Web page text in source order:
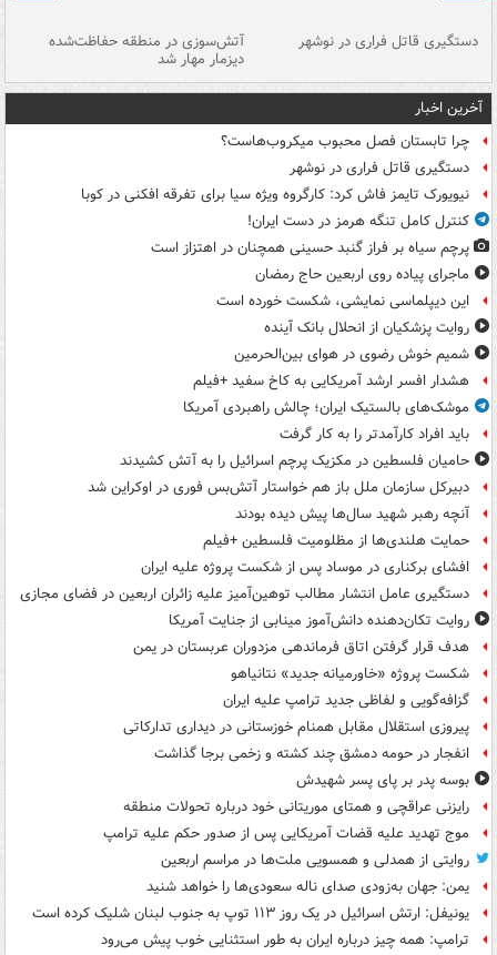
دستگیری قاتل فراری در نوشهر آتش‌سوزی در منطقه حفاظت‌شده
دیزمار مهار شد
آخرین اخبار
چرا تابستان فصل محبوب میکروب‌هاست؟
دستگیری قاتل فراری در نوشهر
نیویورک تایمز فاش کرد: کارگروه ویژه سیا برای تفرقه افکنی در کوبا
کنترل کامل تنگه هرمز در دست ایران!
پرچم سیاه بر فراز گنبد حسینی همچنان در اهتزاز است
ماجرای پیاده روی اربعین حاج رمضان
این دیپلماسی نمایشی، شکست خورده است
روایت پزشکیان از انحلال بانک آینده
شمیم خوش رضوی در هوای بین‌الحرمین
هشدار افسر ارشد آمریکایی به کاخ سفید +فیلم
موشک‌های بالستیک ایران؛ چالش راهبردی آمریکا
باید افراد کارآمدتر را به کار گرفت
حامیان فلسطین در مکزیک پرچم اسرائیل را به آتش کشیدند
دبیرکل سازمان ملل باز هم خواستار آتش‌بس فوری در اوکراین شد
آنچه رهبر شهید سال‌ها پیش دیده بودند
حمایت هلندی‌ها از مظلومیت فلسطین +فیلم
افشای برکناری در موساد پس از شکست پروژه علیه ایران
دستگیری عامل انتشار مطالب توهین‌آمیز علیه زائران اربعین در فضای مجازی
روایت تکان‌دهنده دانش‌آموز مینابی از جنایت آمریکا
هدف قرار گرفتن اتاق‌ فرماندهی مزدوران عربستان در یمن
شکست پروژه «خاورمیانه جدید» نتانیاهو
گزافه‌گویی و لفاظی جدید ترامپ علیه ایران
پیروزی استقلال مقابل همنام خوزستانی در دیداری تدارکاتی
انفجار در حومه دمشق چند کشته و زخمی برجا گذاشت
بوسه‌ پدر بر پای پسر شهیدش
رایزنی عراقچی و همتای موریتانی خود درباره تحولات منطقه
موج تهدید علیه قضات آمریکایی پس از صدور حکم علیه ترامپ
روایتی از همدلی و همسویی ملت‌ها در مراسم اربعین
یمن: جهان به‌زودی صدای ناله سعودی‌ها را خواهد شنید
یونیفل: ارتش اسرائیل در یک روز ۱۱۳ توپ به جنوب لبنان شلیک کرده است
ترامپ: همه چیز درباره ایران به طور استثنایی خوب پیش می‌رود